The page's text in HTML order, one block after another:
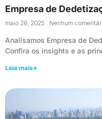
Empresa de
maio 26, 2025 Nenhum
Analisamos Empresa de
Confira os insights e as
Leia mais»